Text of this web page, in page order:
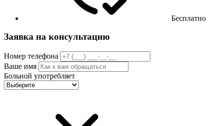
Бесплатно
Заявка на консультацию
Номер телефона
Ваше имя
Больной употребляет